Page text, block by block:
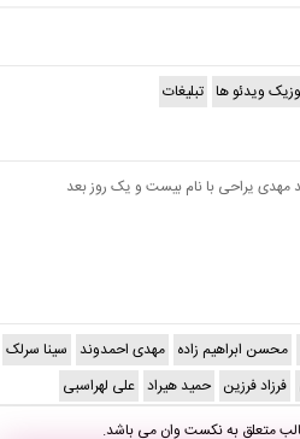
ویدئو ها تبلیغات
مهدی یراحی با نام بیست و یک روز بعد
محسن ابراهیم زاده مهدی احمدوند سینا سرلک
فرزاد فرزین حمید هیراد علی لهراسبی
متعلق بهنکست وانمی باشد.